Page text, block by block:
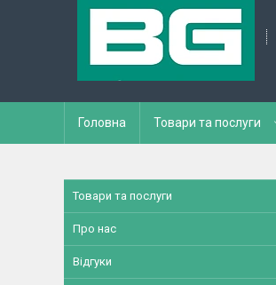
Головна Товари та послуги
Товари та послуги
Про нас
Відгуки